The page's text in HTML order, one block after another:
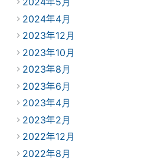
2024年4月
2023年12月
2023年10月
2023年8月
2023年6月
2023年4月
2023年2月
2022年12月
2022年8月